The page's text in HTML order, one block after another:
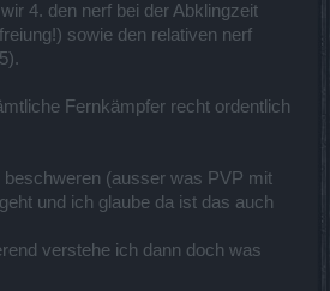
4. den nerf bei der Abklingzeit
sowie den relativen nerf
Fernkämpfer recht ordentlich
beschweren (ausser was PVP mit
und ich glaube da ist das auch
verstehe ich dann doch was